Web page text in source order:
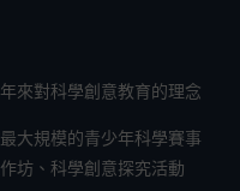
來對科學創意教育的理念
大規模的青少年科學賽事
坊、科學創意探究活動